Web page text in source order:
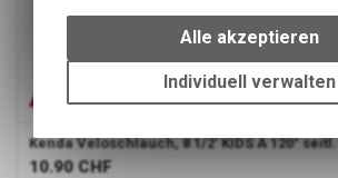
Kenda Veloschlauch, 8 1/2' KIDS A 120°
10.90 CHF
bestimmte
Einstellungen auf
um die grundlegenden
Funktionen unseres
des Warenkorbs, zu
Alle akzeptieren
Individuell verwalten